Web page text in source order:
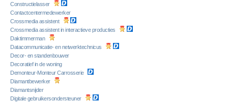
Constructielasser
Contactcentermedewerker
Crossmedia assistent
Crossmedia assistent in interactieve producties
Daktimmerman
Datacommunicatie- en netwerktechnicus
Decor- en standenbouwer
Decoratief in de woning
Demonteur-Monteur Carrosserie
Diamantbewerker
Diamantsnijder
Digitale gebruikersondersteuner